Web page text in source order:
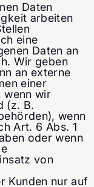
Daten
arbeiten
eine
Daten an
Wir geben
an externe
einer
wenn wir
(z. B.
wenn
Art. 6 Abs. 1
oder wenn
von
Kunden nur auf